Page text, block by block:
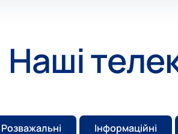
Наші
Розважальні Інформаційні